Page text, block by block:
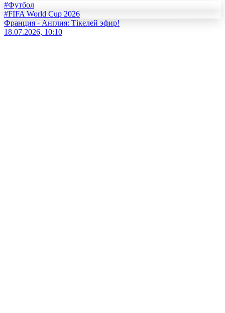
#Футбол
#FIFA World Cup 2026
Франция - Англия: Тікелей эфир!
18.07.2026, 10:10